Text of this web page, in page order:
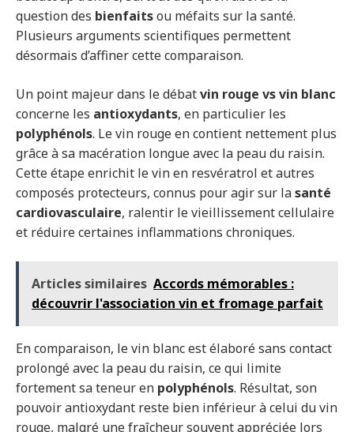
question des bienfaitsou méfaits sur la santé.
Plusieurs arguments scientifiques permettent
désormais d’affiner cette comparaison.
Un point majeur dans le débatvin rouge vs vin blanc
concerne les antioxydants, en particulier les
polyphénols. Le vin rouge en contient nettement plus
grâce à sa macération longue avec la peau du raisin.
Cette étape enrichit le vin en resvératrol et autres
composés protecteurs, connus pour agir sur lasanté
cardiovasculaire, ralentir le vieillissement cellulaire
et réduire certaines inflammations chroniques.
Articles similaires Accords mémorables :
découvrir l'association vin et fromage parfait
En comparaison, le vin blanc est élaboré sans contact
prolongé avec la peau du raisin, ce qui limite
fortement sa teneur en polyphénols. Résultat, son
pouvoir antioxydant reste bien inférieur à celui du vin
rouge, malgré une fraîcheur souvent appréciée lors